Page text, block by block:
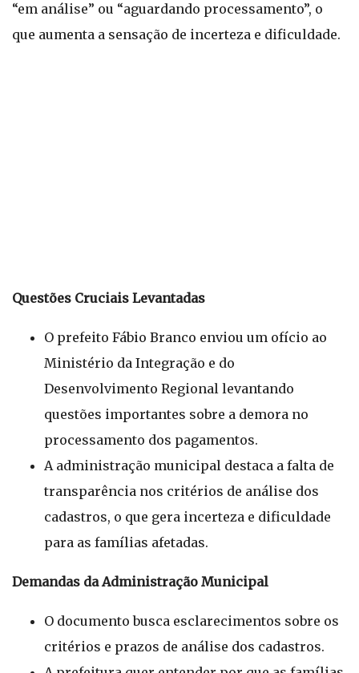
“em análise” ou “aguardando processamento”, o
que aumenta a sensação de incerteza e dificuldade.
Questões Cruciais Levantadas
O prefeito Fábio Branco enviou um ofício ao
Ministério da Integração e do
Desenvolvimento Regional levantando
questões importantes sobre a demora no
processamento dos pagamentos.
A administração municipal destaca a falta de
transparência nos critérios de análise dos
cadastros, o que gera incerteza e dificuldade
para as famílias afetadas.
Demandas da Administração Municipal
O documento busca esclarecimentos sobre os
critérios e prazos de análise dos cadastros.